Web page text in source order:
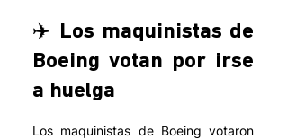
✈️ Los maquinistas de
Boeing votan por irse
a huelga
Los maquinistas de Boeing votaron